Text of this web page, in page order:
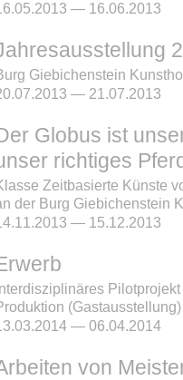
— 16.06.2013
Giebichenstein
— 21.07.2013
Globus ist
richtiges
Zeitbasierte Künste
der Burg Giebichenstein
— 15.12.2013
Interdisziplinäres
(Gastausstellung)
— 06.04.2014
von